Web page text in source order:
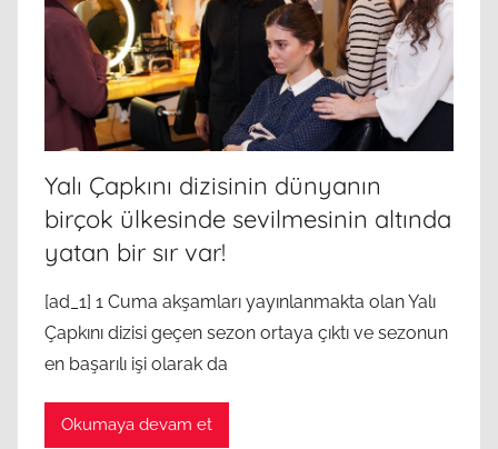
Yalı Çapkını dizisinin dünyanın
birçok ülkesinde sevilmesinin altında
yatan bir sır var!
[ad_1] 1 Cuma akşamları yayınlanmakta olan Yalı
Çapkını dizisi geçen sezon ortaya çıktı ve sezonun
en başarılı işi olarak da
Okumaya devam et